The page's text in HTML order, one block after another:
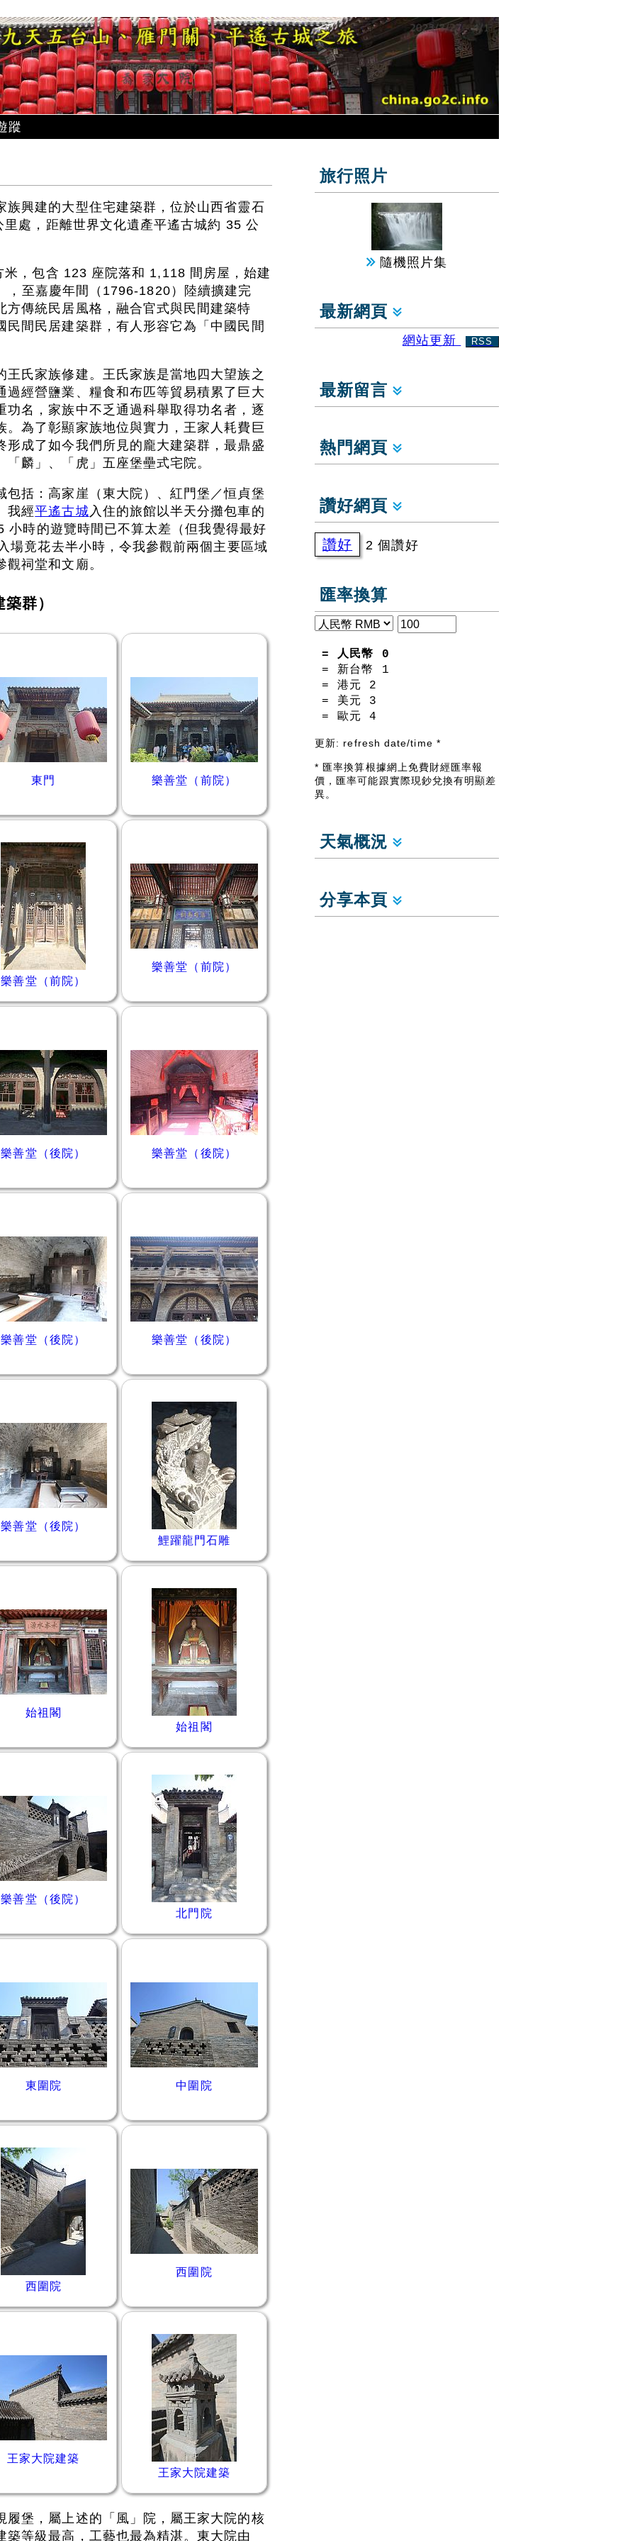
蹤
族興建的大型住宅建築群，位於山西省靈石
處，距離世界文化遺產平遙古城約 35 公
，包含 123 座院落和 1,118 間房屋，始建
，至嘉慶年間（1796-1820）陸續擴建完
方傳統民居風格，融合官式與民間建築特
民間民居建築群，有人形容它為「中國民間
氏家族修建。王氏家族是當地四大望族之
過經營鹽業、糧食和布匹等貿易積累了巨大
功名，家族中不乏通過科舉取得功名者，逐
。為了彰顯家族地位與實力，王家人耗費巨
形成了如今我們所見的龐大建築群，最鼎盛
麟」、「虎」五座堡壘式宅院。
包括：高家崖（東大院）、紅門堡／恒貞堡
我經平遙古城入住的旅館以半天分攤包車的
小時的遊覽時間已不算太差（但我覺得最好
場竟花去半小時，令我參觀前兩個主要區域
祠堂和文廟。
群）
東門 樂善堂（前院）
樂善堂（前院）
樂善堂（前院）
樂善堂（後院） 樂善堂（後院）
樂善堂（後院） 樂善堂（後院）
樂善堂（後院）
鯉躍龍門石雕
始祖閣
始祖閣
樂善堂（後院）
北門院
東圍院 中圍院
西圍院
西圍院
王家大院建築
王家大院建築
履堡，屬上述的「風」院，屬王家大院的核
築等級最高，工藝也最為精湛。東大院由
旅行照片
隨機照片集
最新網頁
網站更新 RSS
最新留言
熱門網頁
讚好網頁
讚好 2 個讚好
匯率換算
= 人民幣 0
= 新台幣 1
= 港元 2
= 美元 3
= 歐元4
更新: refresh date/time *
* 匯率換算根據網上免費財經匯率報
價，匯率可能跟實際現鈔兌換有明顯差
異。
天氣概況
分享本頁